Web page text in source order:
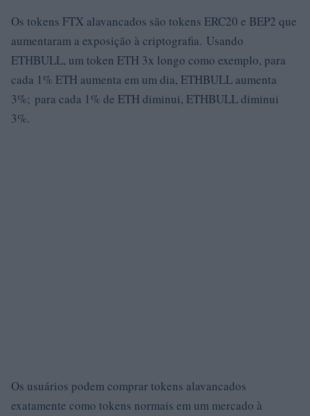
Os tokens FTX alavancados são tokens ERC20 e BEP2 que
aumentaram a exposição à criptografia. Usando
ETHBULL, um token ETH 3x longo como exemplo, para
cada 1% ETH aumenta em um dia, ETHBULL aumenta
3%; para cada 1% de ETH diminui, ETHBULL diminui
3%.
Os usuários podem comprar tokens alavancados
exatamente como tokens normais em um mercado à